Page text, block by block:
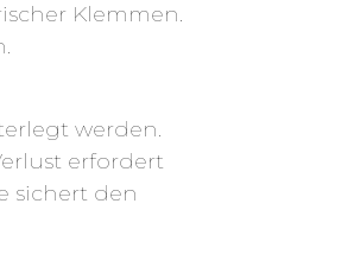
Klemmen.
werden.
erfordert
sichert den